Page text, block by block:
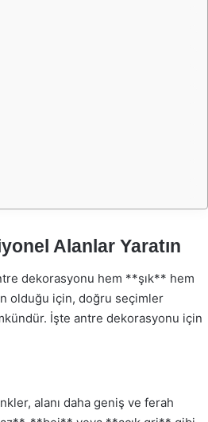
Alanlar Yaratın
dekorasyonu hem **şık** hem
olduğu için, doğru seçimler
İşte antre dekorasyonu için
alanı daha geniş ve ferah